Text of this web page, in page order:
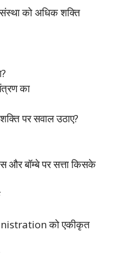
को अधिक शक्ति
का
पर सवाल उठाए?
और बॉम्बे पर सत्ता किसके
को एकीकृत